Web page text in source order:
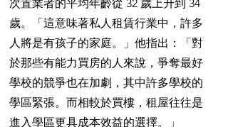
次置業者的平均年齡從 32 歲上升到 34
歲。「這意味著私人租賃行業中，許多
人將是有孩子的家庭。」他指出：「對
於那些有能力買房的人來說，爭奪最好
學校的競爭也在加劇，其中許多學校的
學區緊張。而相較於買樓，租屋往往是
進入學區更具成本效益的選擇。」